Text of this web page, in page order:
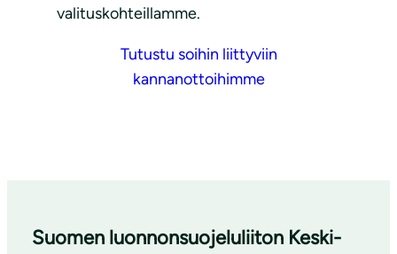
valituskohteillamme.
Tutustu soihin liittyviin
kannanottoihimme
Suomen luonnonsuojeluliiton Keski-